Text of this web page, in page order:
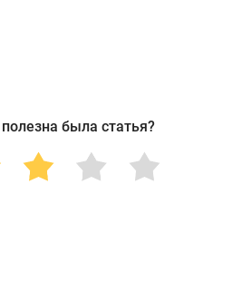
была статья?